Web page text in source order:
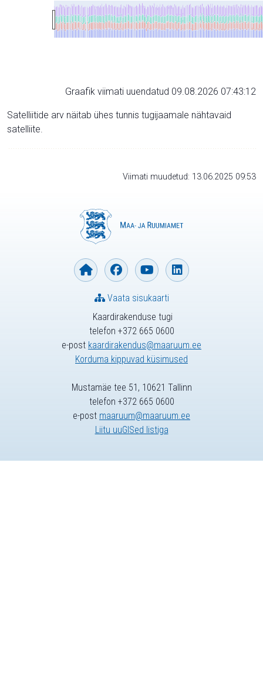
Graafik viimati uuendatud 09.08.2026 07:43:12
Satelliitide arv näitab ühes tunnis tugijaamale nähtavaid
satelliite.
Viimati muudetud: 13.06.2025 09:53
Kaardirakenduse tugi
telefon +372 665 0600
e-post kaardirakendus@maaruum.ee
Korduma kippuvad küsimused
Vaata sisukaarti
Mustamäe tee 51, 10621 Tallinn
telefon +372 665 0600
e-post maaruum@maaruum.ee
Liitu uuGISed listiga